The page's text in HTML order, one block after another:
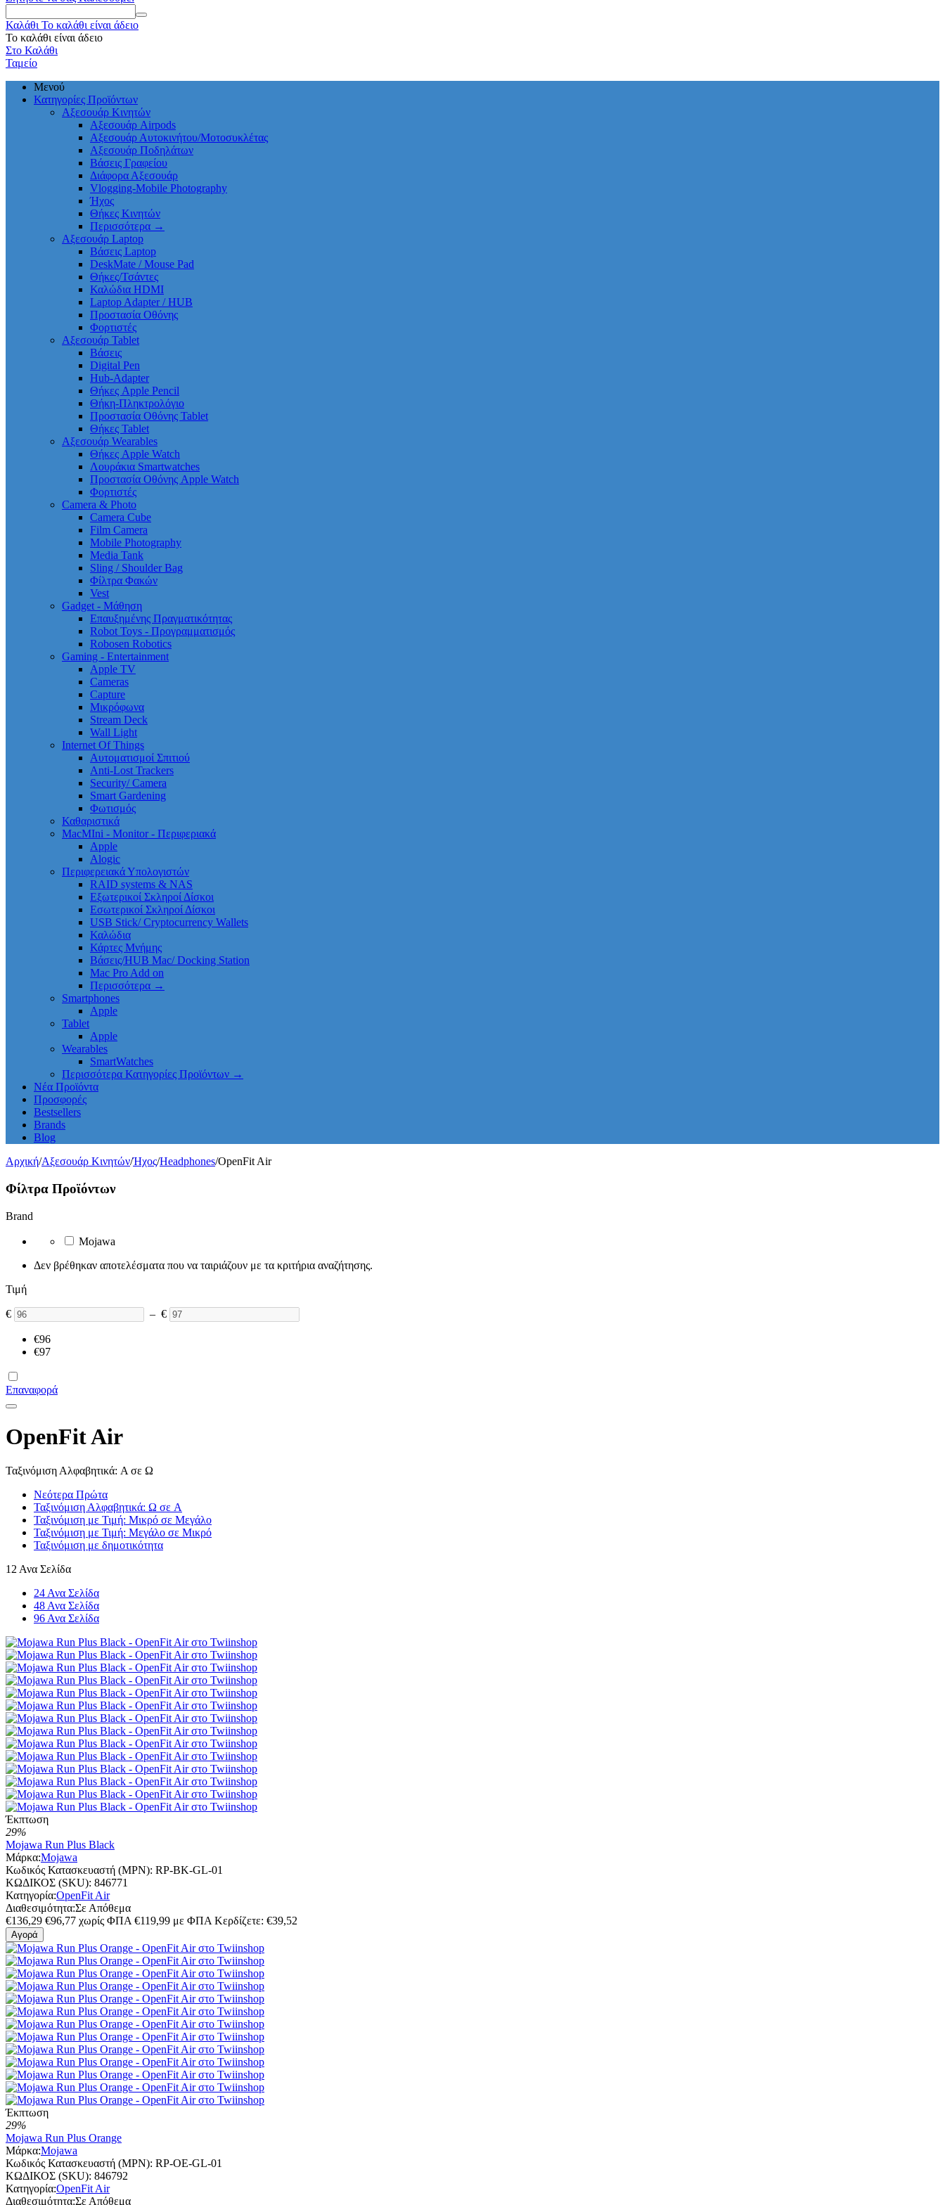
Καλάθι Το καλάθι είναι άδειο
Το καλάθι είναι άδειο
Στο Καλάθι
Ταμείο
Μενού
Κατηγορίες Προϊόντων
Αξεσουάρ Κινητών
Αξεσουάρ Airpods
Αξεσουάρ Αυτοκινήτου/Μοτοσυκλέτας
Αξεσουάρ Ποδηλάτων
Βάσεις Γραφείου
Διάφορα Αξεσουάρ
Vlogging-Mobile Photography
Ήχος
Θήκες Κινητών
Περισσότερα →
Αξεσουάρ Laptop
Βάσεις Laptop
DeskMate / Mouse Pad
Θήκες/Τσάντες
Καλώδια HDMI
Laptop Adapter / HUB
Προστασία Οθόνης
Φορτιστές
Αξεσουάρ Tablet
Βάσεις
Digital Pen
Hub-Adapter
Θήκες Apple Pencil
Θήκη-Πληκτρολόγιο
Προστασία Οθόνης Tablet
Θήκες Tablet
Αξεσουάρ Wearables
Θήκες Apple Watch
Λουράκια Smartwatches
Προστασία Οθόνης Apple Watch
Φορτιστές
Camera & Photo
Camera Cube
Film Camera
Mobile Photography
Media Tank
Sling / Shoulder Bag
Φίλτρα Φακών
Vest
Gadget - Μάθηση
Επαυξημένης Πραγματικότητας
Robot Toys - Προγραμματισμός
Robosen Robotics
Gaming - Entertainment
Apple TV
Cameras
Capture
Μικρόφωνα
Stream Deck
Wall Light
Internet Of Things
Αυτοματισμοί Σπιτιού
Anti-Lost Trackers
Security/ Camera
Smart Gardening
Φωτισμός
Καθαριστικά
MacMIni - Monitor - Περιφεριακά
Apple
Alogic
Περιφερειακά Υπολογιστών
RAID systems & NAS
Εξωτερικοί Σκληροί Δίσκοι
Εσωτερικοί Σκληροί Δίσκοι
USB Stick/ Cryptocurrency Wallets
Καλώδια
Κάρτες Μνήμης
Βάσεις/HUB Mac/ Docking Station
Mac Pro Add on
Περισσότερα →
Smartphones
Apple
Tablet
Apple
Wearables
SmartWatches
Περισσότερα Κατηγορίες Προϊόντων →
Νέα Προϊόντα
Προσφορές
Bestsellers
Brands
Blog
Αρχική/Αξεσουάρ Κινητών/Ήχος/Headphones/OpenFit Air
Φίλτρα Προϊόντων
Brand
Mojawa
Δεν βρέθηκαν αποτελέσματα που να ταιριάζουν με τα κριτήρια αναζήτησης.
Τιμή
€ – €
€96
€97
Επαναφορά
OpenFit Air
Ταξινόμιση Αλφαβητικά: A σε Ω
Νεότερα Πρώτα
Ταξινόμιση Αλφαβητικά: Ω σε A
Ταξινόμιση με Τιμή: Μικρό σε Μεγάλο
Ταξινόμιση με Τιμή: Μεγάλο σε Μικρό
Ταξινόμιση με δημοτικότητα
12 Ανα Σελίδα
24 Ανα Σελίδα
48 Ανα Σελίδα
96 Ανα Σελίδα
Έκπτωση
29%
Mojawa Run Plus Black
Μάρκα:Mojawa
Κωδικός Κατασκευαστή (MPN): RP-BK-GL-01
ΚΩΔΙΚΟΣ (SKU): 846771
Κατηγορία:OpenFit Air
Διαθεσιμότητα:Σε Απόθεμα
€136,29 €96,77 χωρίς ΦΠΑ €119,99 με ΦΠΑ Κερδίζετε: €39,52
Αγορά
Έκπτωση
29%
Mojawa Run Plus Orange
Μάρκα:Mojawa
Κωδικός Κατασκευαστή (MPN): RP-OE-GL-01
ΚΩΔΙΚΟΣ (SKU): 846792
Κατηγορία:OpenFit Air
Διαθεσιμότητα:Σε Απόθεμα